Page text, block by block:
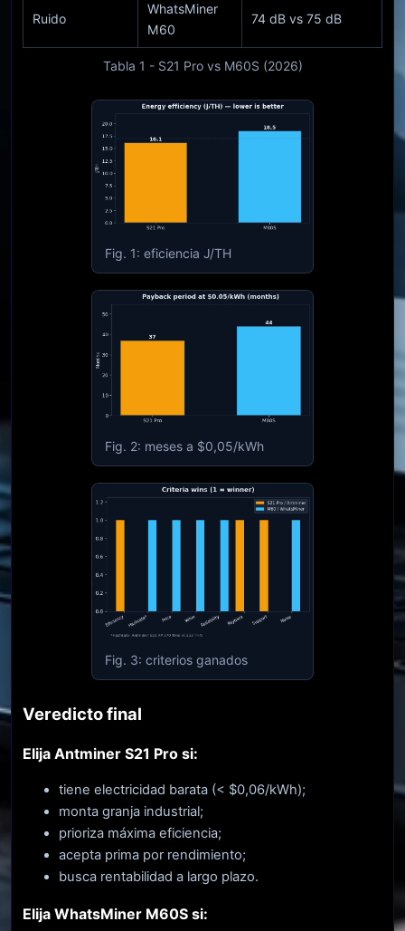
Tabla 1 - S21 Pro vs M60S (2026)
Ruido
WhatsMiner
M60
74 dB vs 75 dB
Fig. 1: eficiencia J/TH
Fig. 2: meses a $0,05/kWh
Fig. 3: criterios ganados
Veredicto final
Elija Antminer S21 Pro si:
tiene electricidad barata (< $0,06/kWh);
monta granja industrial;
prioriza máxima eficiencia;
acepta prima por rendimiento;
busca rentabilidad a largo plazo.
Elija WhatsMiner M60S si: